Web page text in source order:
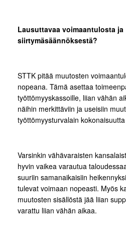
Lausuttavaa voimaantulosta ja
siirtymäsäännöksestä?
STTK pitää muutosten
nopeana. Tämä asettaa
työttömyyskassoille, liian vähän
näihin merkittäviin ja useisiin
työttömyysturvalain
Varsinkin vähävaraisten
hyvin vaikea varautua
suuriin samanaikaisiin
tulevat voimaan nopeasti. Myös
muutosten sisällöstä jää liian
varattu liian vähän aikaa.